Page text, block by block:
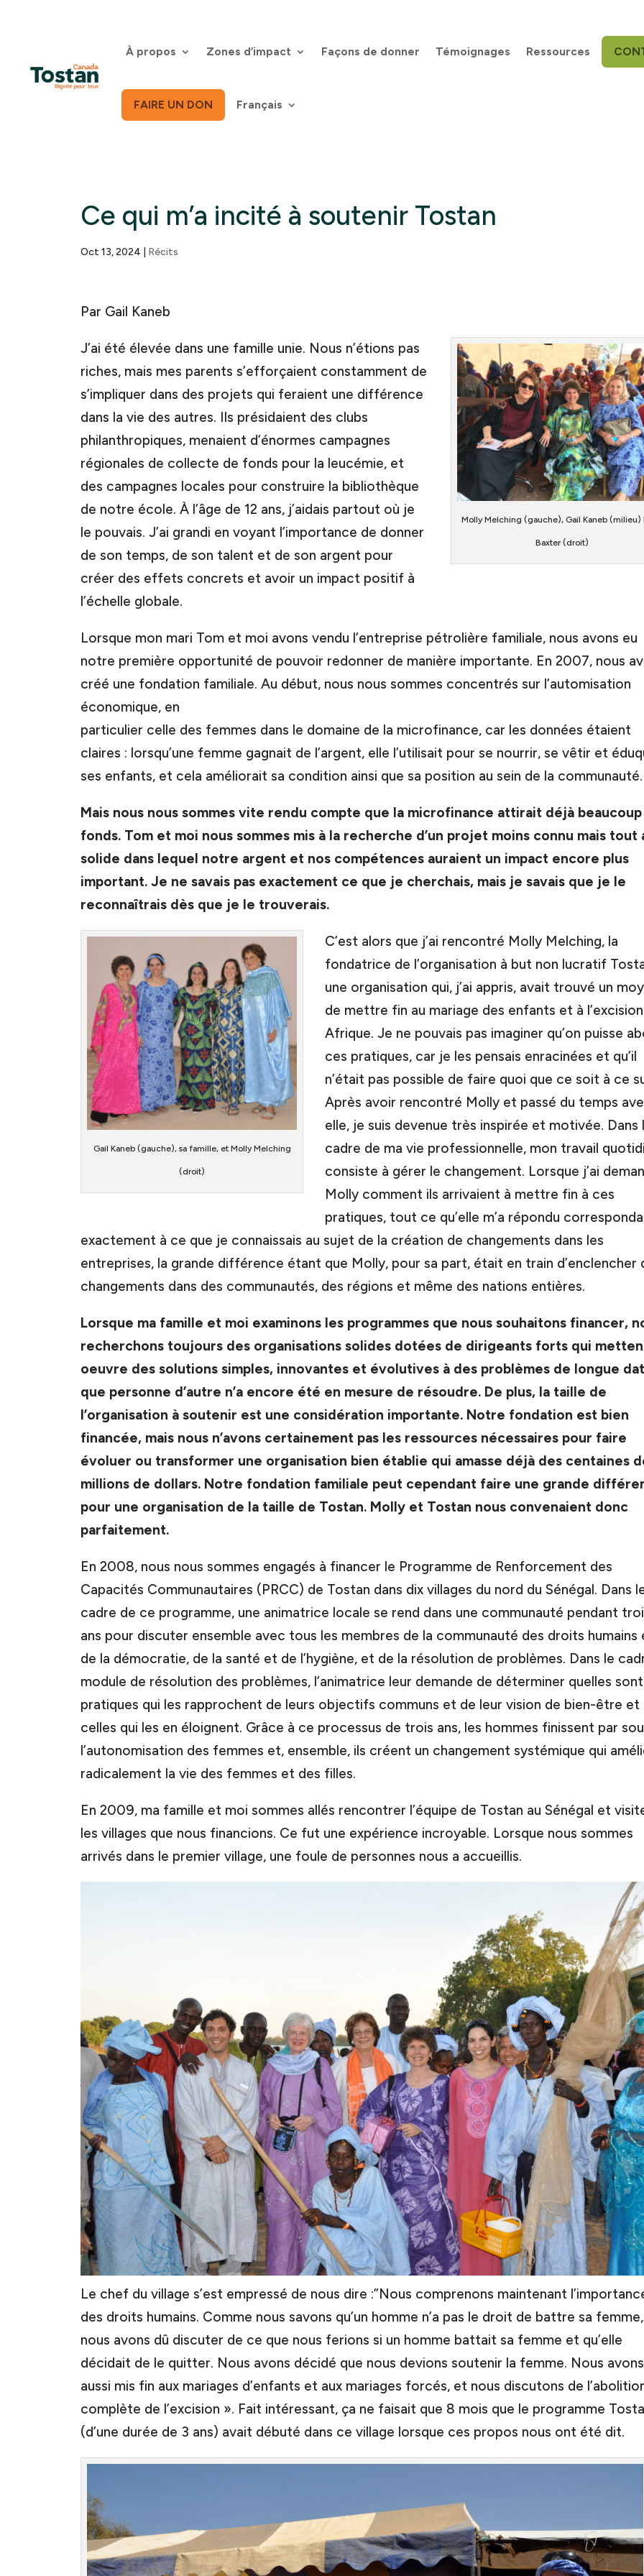
À propos Zones d’impact Façons de donner Témoignages Ressources
FAIRE UN DON Français
Ce qui m’a incité à soutenir Tostan
Oct 13, 2024 Récits
Par Gail Kaneb
Molly Melching (gauche), Gail Kaneb (milieu)
Baxter (droit)
J’ai été élevée dans une famille unie. Nous n’étions pas
riches, mais mes parents s’efforçaient constamment de
s’impliquer dans des projets qui feraient une différence
dans la vie des autres. Ils présidaient des clubs
philanthropiques, menaient d’énormes campagnes
régionales de collecte de fonds pour la leucémie, et
des campagnes locales pour construire la bibliothèque
de notre école. À l’âge de 12 ans, j’aidais partout où je
le pouvais. J’ai grandi en voyant l’importance de donner
de son temps, de son talent et de son argent pour
créer des effets concrets et avoir un impact positif à
l’échelle globale.
Lorsque mon mari Tom et moi avons vendu l’entreprise pétrolière familiale, nous avons eu
notre première opportunité de pouvoir redonner de manière importante. En 2007, nous
créé une fondation familiale. Au début, nous nous sommes concentrés sur l’automisation
économique, en
particulier celle des femmes dans le domaine de la microfinance, car les données étaient
claires : lorsqu’une femme gagnait de l’argent, elle l’utilisait pour se nourrir, se vêtir et
ses enfants, et cela améliorait sa condition ainsi que sa position au sein de la communauté.
Mais nous nous sommes vite rendu compte que la microfinance attirait déjà
fonds. Tom et moi nous sommes mis à la recherche d’un projet moins connu mais tout
solide dans lequel notre argent et nos compétences auraient un impact encore plus
important. Je ne savais pas exactement ce que je cherchais, mais je savais que je le
reconnaîtrais dès que je le trouverais.
Gail Kaneb (gauche), sa famille, et Molly Melching
(droit)
C’est alors que j’ai rencontré Molly Melching, la
fondatrice de l’organisation à but non lucratif
une organisation qui, j’ai appris, avait trouvé un
de mettre fin au mariage des enfants et à
Afrique. Je ne pouvais pas imaginer qu’on puisse
ces pratiques, car je les pensais enracinées et qu’il
n’était pas possible de faire quoi que ce soit à ce
Après avoir rencontré Molly et passé du temps
elle, je suis devenue très inspirée et motivée. Dans
cadre de ma vie professionnelle, mon travail
consiste à gérer le changement. Lorsque j’ai
Molly comment ils arrivaient à mettre fin à ces
pratiques, tout ce qu’elle m’a répondu
exactement à ce que je connaissais au sujet de la création de changements dans les
entreprises, la grande différence étant que Molly, pour sa part, était en train d’enclencher
changements dans des communautés, des régions et même des nations entières.
Lorsque ma famille et moi examinons les programmes que nous souhaitons financer,
recherchons toujours des organisations solides dotées de dirigeants forts qui
oeuvre des solutions simples, innovantes et évolutives à des problèmes de longue
que personne d’autre n’a encore été en mesure de résoudre. De plus, la taille de
l’organisation à soutenir est une considération importante. Notre fondation est bien
financée, mais nous n’avons certainement pas les ressources nécessaires pour faire
évoluer ou transformer une organisation bien établie qui amasse déjà des centaines
millions de dollars. Notre fondation familiale peut cependant faire une grande
pour une organisation de la taille de Tostan. Molly et Tostan nous convenaient donc
parfaitement.
En 2008, nous nous sommes engagés à financer le Programme de Renforcement des
Capacités Communautaires (PRCC) de Tostan dans dix villages du nord du Sénégal. Dans
cadre de ce programme, une animatrice locale se rend dans une communauté pendant
ans pour discuter ensemble avec tous les membres de la communauté des droits humains
de la démocratie, de la santé et de l’hygiène, et de la résolution de problèmes. Dans le
module de résolution des problèmes, l’animatrice leur demande de déterminer quelles
pratiques qui les rapprochent de leurs objectifs communs et de leur vision de bien-être et
celles qui les en éloignent. Grâce à ce processus de trois ans, les hommes finissent par
l’autonomisation des femmes et, ensemble, ils créent un changement systémique qui
radicalement la vie des femmes et des filles.
En 2009, ma famille et moi sommes allés rencontrer l’équipe de Tostan au Sénégal et
les villages que nous financions. Ce fut une expérience incroyable. Lorsque nous sommes
arrivés dans le premier village, une foule de personnes nous a accueillis.
Le chef du village s’est empressé de nous dire :”Nous comprenons maintenant
des droits humains. Comme nous savons qu’un homme n’a pas le droit de battre sa femme,
nous avons dû discuter de ce que nous ferions si un homme battait sa femme et qu’elle
décidait de le quitter. Nous avons décidé que nous devions soutenir la femme. Nous avons
aussi mis fin aux mariages d’enfants et aux mariages forcés, et nous discutons de
complète de l’excision ». Fait intéressant, ça ne faisait que 8 mois que le programme
(d’une durée de 3 ans) avait débuté dans ce village lorsque ces propos nous ont été dit.